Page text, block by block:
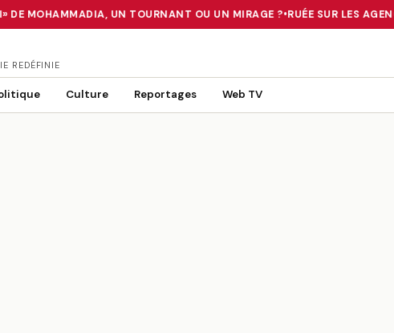
MOHAMMADIA, UN TOURNANT OU UN MIRAGE ? •RUÉE SUR LES
UN TOURNANT OU UN MIRAGE ?•RUÉE SUR LES
REDÉFINIE
Culture Reportages Web TV